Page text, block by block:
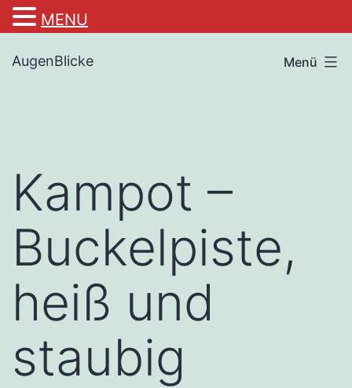
Inhalt
AugenBlicke Menü
Kampot –
Buckelpiste,
heiß und
staubig
MENU